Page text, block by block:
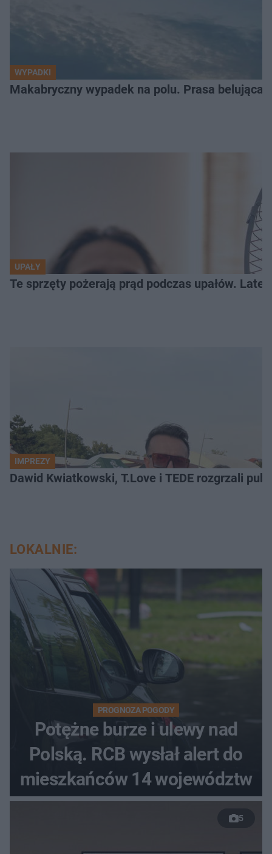
WYPADKI
Makabryczny wypadek na polu. Prasa belująca
UPAŁY
Te sprzęty pożerają prąd podczas upałów.
IMPREZY
Dawid Kwiatkowski, T.Love i TEDE rozgrzali
LOKALNIE:
PROGNOZA POGODY
Potężne burze i ulewy nad
Polską. RCB wysłał alert do
mieszkańców 14 województw
5